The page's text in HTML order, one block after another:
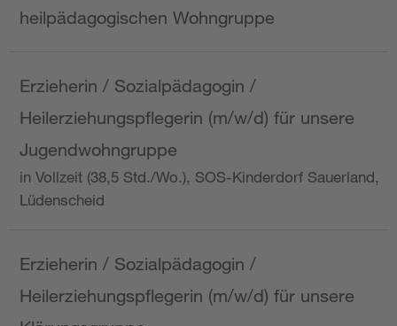
heilpädagogischen Wohngruppe
Erzieherin / Sozialpädagogin /
Heilerziehungspflegerin (m/w/d) für unsere
Jugendwohngruppe
in Vollzeit (38,5 Std./Wo.), SOS-Kinderdorf Sauerland,
Lüdenscheid
Erzieherin / Sozialpädagogin /
Heilerziehungspflegerin (m/w/d) für unsere